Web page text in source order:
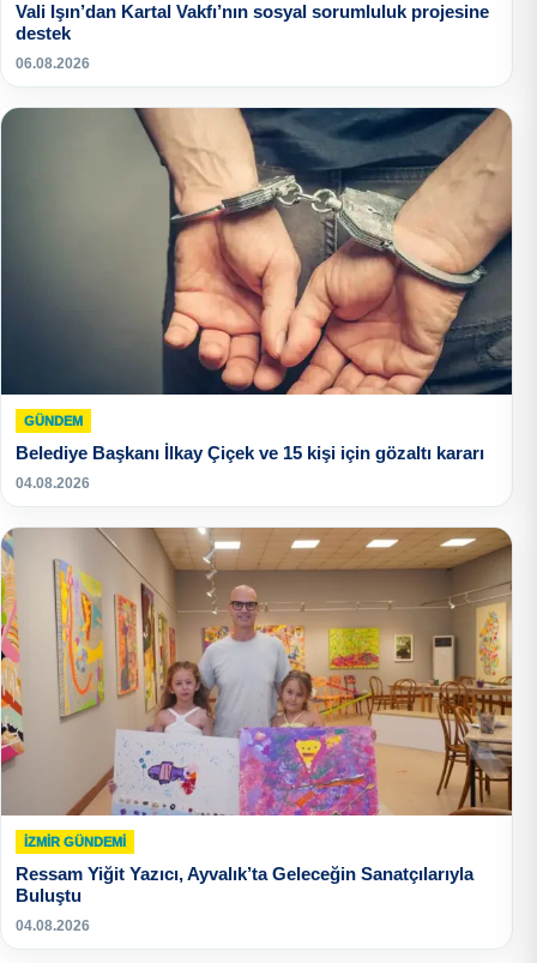
Vali Işın’dan Kartal Vakfı’nın sosyal sorumluluk projesine
destek
06.08.2026
GÜNDEM
Belediye Başkanı İlkay Çiçek ve 15 kişi için gözaltı kararı
04.08.2026
İZMIR GÜNDEMI
Ressam Yiğit Yazıcı, Ayvalık’ta Geleceğin Sanatçılarıyla
Buluştu
04.08.2026